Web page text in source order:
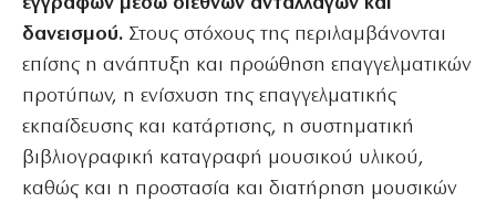
εγγράφων μέσω διεθνών ανταλλαγών και
δανεισμού. Στους στόχους της περιλαμβάνονται
επίσης η ανάπτυξη και προώθηση επαγγελματικών
προτύπων, η ενίσχυση της επαγγελματικής
εκπαίδευσης και κατάρτισης, η συστηματική
βιβλιογραφική καταγραφή μουσικού υλικού,
καθώς και η προστασία και διατήρηση μουσικών